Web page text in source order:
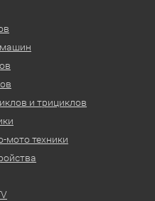
машин
и трициклов
мото техники